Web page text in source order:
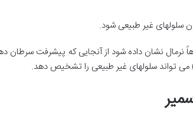
سلولهای غیر طبیعی شود.